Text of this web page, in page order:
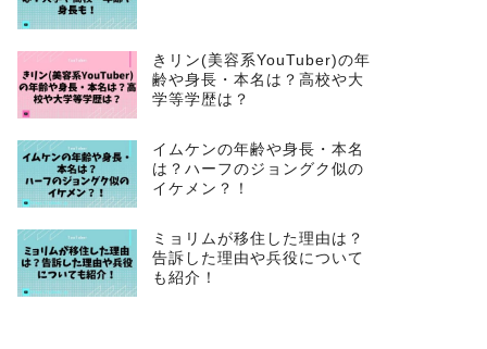
きリン(美容系YouTuber)の年
齢や身長・本名は？高校や大
学等学歴は？
イムケンの年齢や身長・本名
は？ハーフのジョングク似の
イケメン？！
ミョリムが移住した理由は？
告訴した理由や兵役について
も紹介！